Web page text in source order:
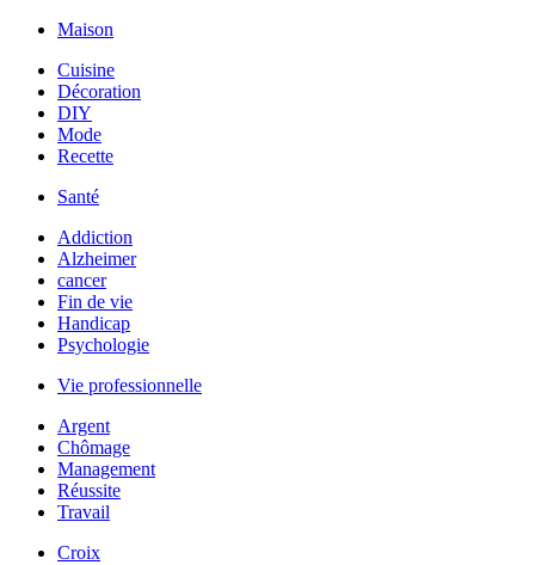
Maison
Cuisine
Décoration
DIY
Mode
Recette
Santé
Addiction
Alzheimer
cancer
Fin de vie
Handicap
Psychologie
Vie professionnelle
Argent
Chômage
Management
Réussite
Travail
Croix